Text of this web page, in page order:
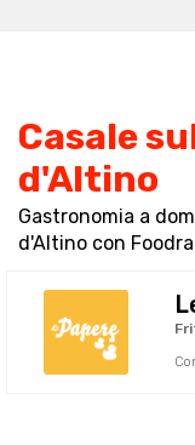
Casale
d'Altino
Gastronomia a
d'Altino con